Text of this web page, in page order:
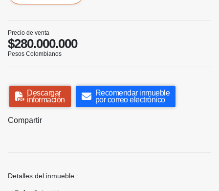
Precio de venta
$280.000.000
Pesos Colombianos
Descargar
información
Recomendar inmueble
por correo electrónico
Compartir
Detalles del inmueble :